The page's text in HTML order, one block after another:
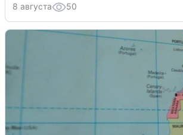
8 августа 50